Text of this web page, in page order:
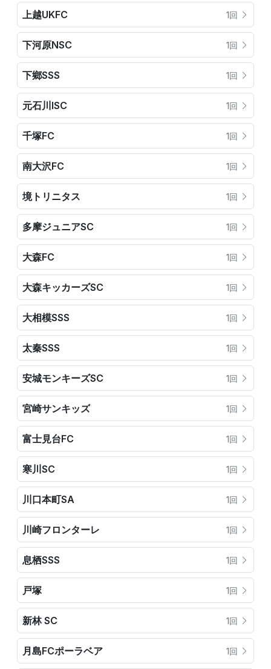
上越UKFC 1回
下河原NSC 1回
下鄉SSS 1回
元石川ISC 1回
千塚FC 1回
南大沢FC 1回
境トリニタス 1回
多摩ジュニアSC 1回
大森FC 1回
大森キッカーズSC 1回
大相模SSS 1回
太秦SSS 1回
安城モンキーズSC 1回
宮崎サンキッズ 1回
富士見台FC 1回
寒川SC 1回
川口本町SA 1回
川崎フロンターレ 1回
息栖SSS 1回
戸塚 1回
新林 SC 1回
月島FCポーラベア 1回